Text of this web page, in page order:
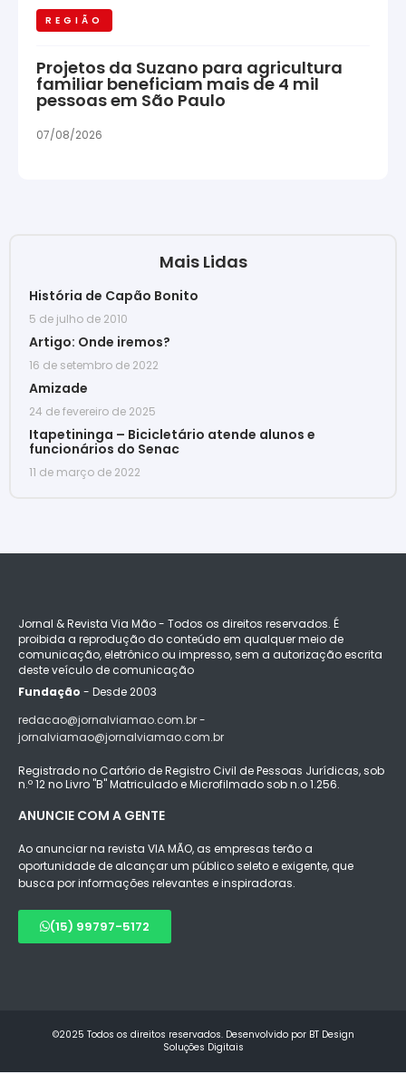
REGIÃO
Projetos da Suzano para agricultura
familiar beneficiam mais de 4 mil
pessoas em São Paulo
07/08/2026
Mais Lidas
História de Capão Bonito
5 de julho de 2010
Artigo: Onde iremos?
16 de setembro de 2022
Amizade
24 de fevereiro de 2025
Itapetininga – Bicicletário atende alunos e
funcionários do Senac
11 de março de 2022
Jornal & Revista Via Mão - Todos os direitos reservados. É
proibida a reprodução do conteúdo em qualquer meio de
comunicação, eletrônico ou impresso, sem a autorização escrita
deste veículo de comunicação
Fundação - Desde 2003
redacao@jornalviamao.com.br -
jornalviamao@jornalviamao.com.br
Registrado no Cartório de Registro Civil de Pessoas Jurídicas, sob
n.º 12 no Livro "B" Matriculado e Microfilmado sob n.o 1.256.
ANUNCIE COM A GENTE
Ao anunciar na revista VIA MÃO, as empresas terão a
oportunidade de alcançar um público seleto e exigente, que
busca por informações relevantes e inspiradoras.
(15) 99797-5172
©2025 Todos os direitos reservados. Desenvolvido por BT Design
Soluções Digitais